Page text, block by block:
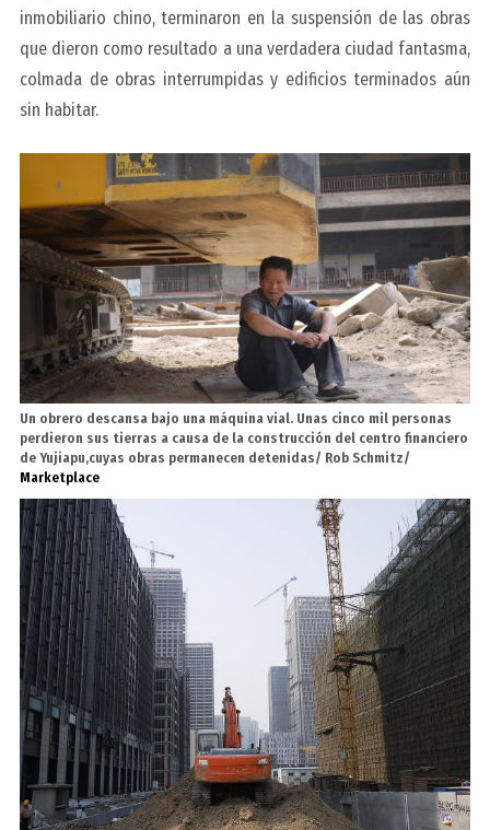
inmobiliario chino, terminaron en la suspensión de las obras
que dieron como resultado a una verdadera ciudad fantasma,
colmada de obras interrumpidas y edificios terminados aún
sin habitar.
Un obrero descansa bajo una máquina vial. Unas cinco mil personas
perdieron sus tierras a causa de la construcción del centro financiero
de Yujiapu,cuyas obras permanecen detenidas/ Rob Schmitz/
Marketplace